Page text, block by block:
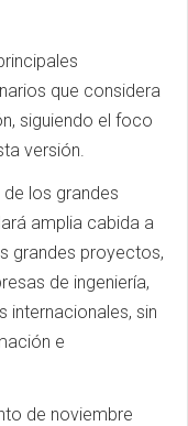
que considera
siguiendo el foco
versión.
de los grandes
amplia cabida a
grandes proyectos,
de ingeniería,
internacionales, sin
e
de noviembre